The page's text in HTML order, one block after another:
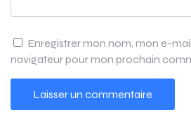
Enregistrer mon nom, mon e-
navigateur pour mon prochain